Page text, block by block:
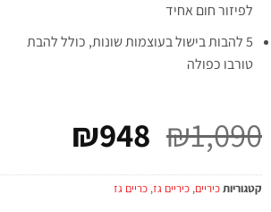
לפיזור חום אחיד
5 להבות בישול בעוצמות שונות, כולל להבת
טורבו כפולה
₪1,090
₪948
קטגוריותכיריים, כיריים גז, כריים גז